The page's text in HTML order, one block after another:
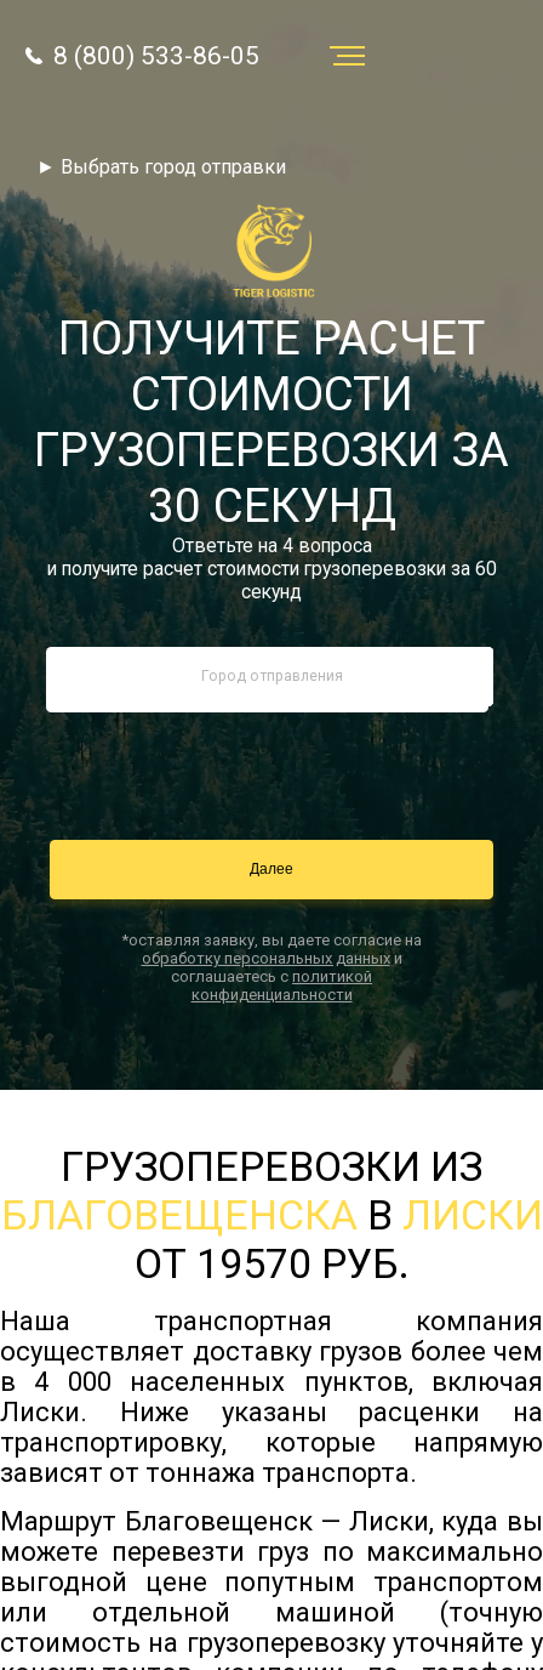
8 (800) 533-86-05
Звонок по России бесплатный
autotransport24@yandex.ru
Заказать звонок
Тарифы
Отзывы
Статьи
Новости
Документы
Контакты
► Выбрать город отправки
8 (800) 533-86-05
ПОЛУЧИТЕ РАСЧЕТ
СТОИМОСТИ
ГРУЗОПЕРЕВОЗКИ ЗА
30 СЕКУНД
Ответьте на 4 вопроса
и получите расчет стоимости грузоперевозки за 60
секунд
*оставляя заявку, вы даете согласие на
обработку персональных данныхи
соглашаетесь с политикой
конфиденциальности
ГРУЗОПЕРЕВОЗКИ ИЗ
БЛАГОВЕЩЕНСКАВ ЛИСКИ
ОТ 19570 РУБ.
Наша транспортная компания
осуществляет доставку грузов более чем
в 4 000 населенных пунктов, включая
Лиски. Ниже указаны расценки на
транспортировку, которые напрямую
зависят от тоннажа транспорта.
Маршрут Благовещенск — Лиски, куда вы
можете перевезти груз по максимально
выгодной цене попутным транспортом
или отдельной машиной (точную
стоимость на грузоперевозку уточняйте у